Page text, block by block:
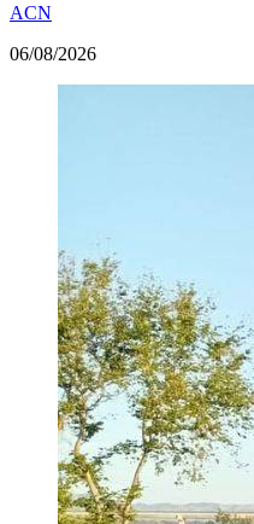
ACN
06/08/2026